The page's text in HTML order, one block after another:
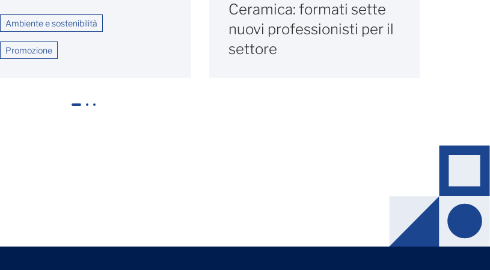
Ambiente e sostenibilità
Promozione
Ceramica: formati sette
nuovi professionisti per il
settore